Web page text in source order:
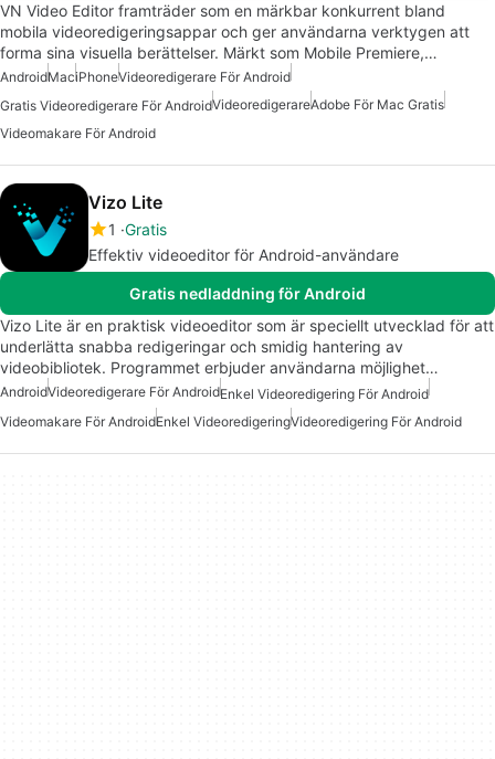
VN Video Editor framträder som en märkbar konkurrent bland
mobila videoredigeringsappar och ger användarna verktygen att
forma sina visuella berättelser. Märkt som Mobile Premiere,…
AndroidMaciPhoneVideoredigerare För Android
Gratis Videoredigerare För AndroidVideoredigerareAdobe För Mac Gratis
Videomakare För Android
Vizo Lite
1 Gratis
Effektiv videoeditor för Android-användare
Gratis nedladdning för Android
Vizo Lite är en praktisk videoeditor som är speciellt utvecklad för att
underlätta snabba redigeringar och smidig hantering av
videobibliotek. Programmet erbjuder användarna möjlighet…
AndroidVideoredigerare För AndroidEnkel Videoredigering För Android
Videomakare För AndroidEnkel VideoredigeringVideoredigering För Android